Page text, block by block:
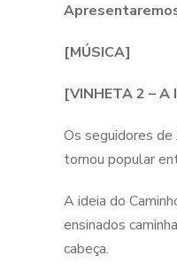
[MÚSICA]
[VINHETA 2 –
Os seguidores de
tornou popular
A ideia do
ensinados
cabeça.